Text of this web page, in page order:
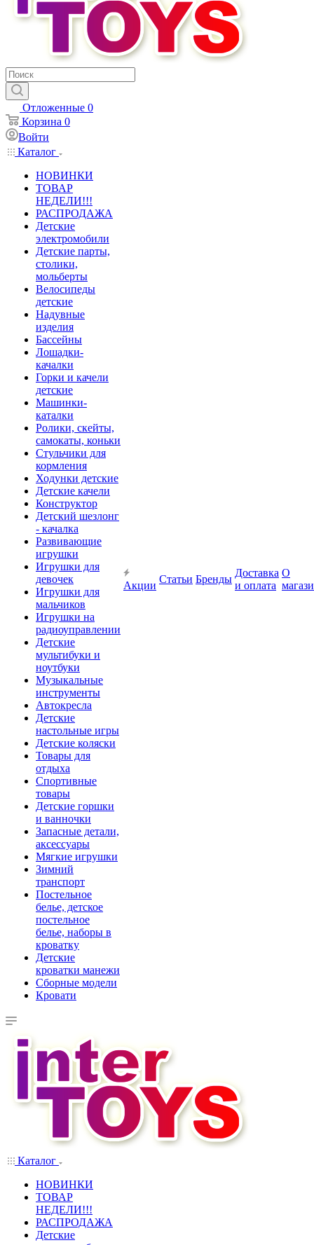
Отложенные 0
Корзина 0
Войти
Каталог
НОВИНКИ
ТОВАР
НЕДЕЛИ!!!
РАСПРОДАЖА
Детские
электромобили
Детские парты,
столики,
мольберты
Велосипеды
детские
Надувные
изделия
Бассейны
Лошадки-
качалки
Горки и качели
детские
Машинки-
каталки
Ролики, скейты,
самокаты, коньки
Стульчики для
кормления
Ходунки детские
Детские качели
Конструктор
Детский шезлонг
- качалка
Развивающие
игрушки
Игрушки для
девочек
Игрушки для
мальчиков
Игрушки на
радиоуправлении
Детские
мультибуки и
ноутбуки
Музыкальные
инструменты
Автокресла
Детские
настольные игры
Детские коляски
Товары для
отдыха
Спортивные
товары
Детские горшки
и ванночки
Запасные детали,
аксессуары
Мягкие игрушки
Зимний
транспорт
Постельное
белье, детское
постельное
белье, наборы в
кроватку
Детские
кроватки манежи
Сборные модели
Кровати
Акции
Статьи Бренды
Доставка
и оплата
О
Каталог
НОВИНКИ
ТОВАР
НЕДЕЛИ!!!
РАСПРОДАЖА
Детские